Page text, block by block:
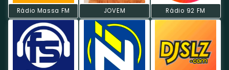
Rádio Massa FM JOVEM Rádio 92 FM